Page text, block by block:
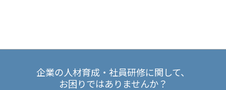
企業の人材育成・社員研修に関して、
お困りではありませんか？